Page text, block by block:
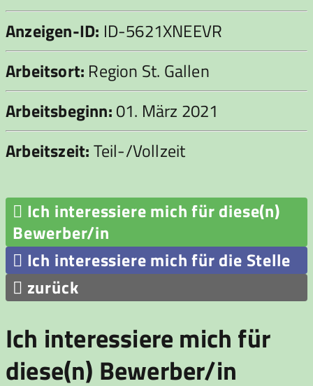
Anzeigen-ID: ID-5621XNEEVR
Arbeitsort: Region St. Gallen
Arbeitsbeginn:01. März 2021
Arbeitszeit:Teil-/Vollzeit
 Ich interessiere mich für diese(n)
Bewerber/in
 Ich interessiere mich für die Stelle
 zurück
Ich interessiere mich für
diese(n) Bewerber/in